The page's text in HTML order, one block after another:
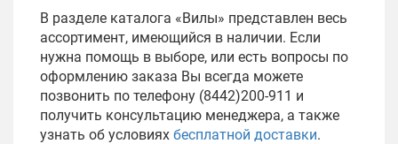
В разделе каталога «Вилы» представлен весь
ассортимент, имеющийся в наличии. Если
нужна помощь в выборе, или есть вопросы по
оформлению заказа Вы всегда можете
позвонить по телефону (8442)200-911 и
получить консультацию менеджера, а также
узнать об условиях бесплатной доставки.